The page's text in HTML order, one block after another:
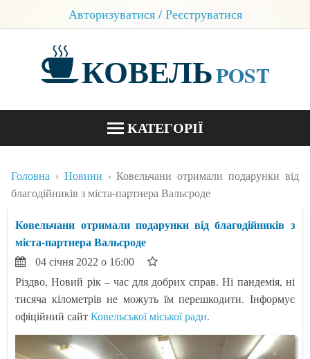
Авторизуватися / Реєструватися
КОВЕЛЬPOST
КАТЕГОРІЇ
БЛОГИ
Головна Новини
Ковельчани отримали подарунки від
благодійників з міста-партнера Вальсроде
Ковельчани отримали подарунки від благодійників з
міста-партнера Вальсроде
04 січня 2022 о 16:00
Різдво, Новий рік – час для добрих справ. Ні пандемія, ні
тисяча кілометрів не можуть їм перешкодити. Інформує
офіційний сайтКовельської міської ради.